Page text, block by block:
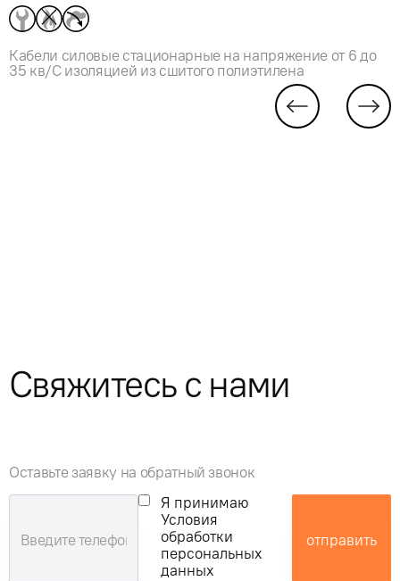
Кабели силовые стационарные на напряжение от 6 до
35 кв/С изоляцией из сшитого полиэтилена
Свяжитесь с нами
Оставьте заявку на обратный звонок
Я принимаю
Условия
обработки
персональных
данных
отправить